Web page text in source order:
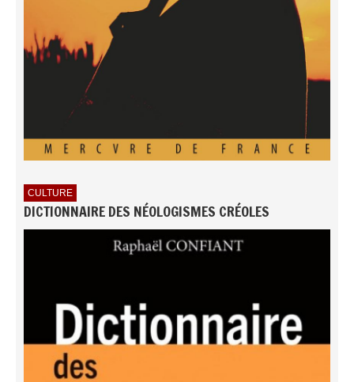
CULTURE
DICTIONNAIRE DES NÉOLOGISMES CRÉOLES